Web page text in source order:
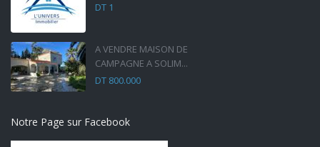
DT 1
A VENDRE MAISON DE
CAMPAGNE A SOLIM...
DT 800.000
Notre Page sur Facebook